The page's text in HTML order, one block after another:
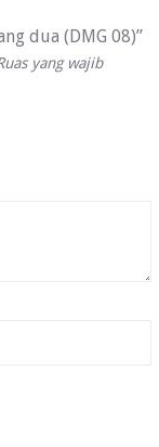
dua (DMG 08)”
yang wajib